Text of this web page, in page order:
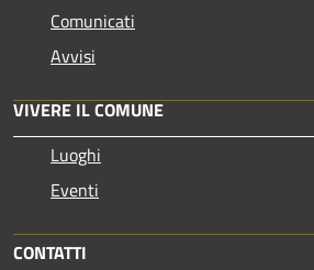
Comunicati
Avvisi
VIVERE IL COMUNE
Luoghi
Eventi
CONTATTI